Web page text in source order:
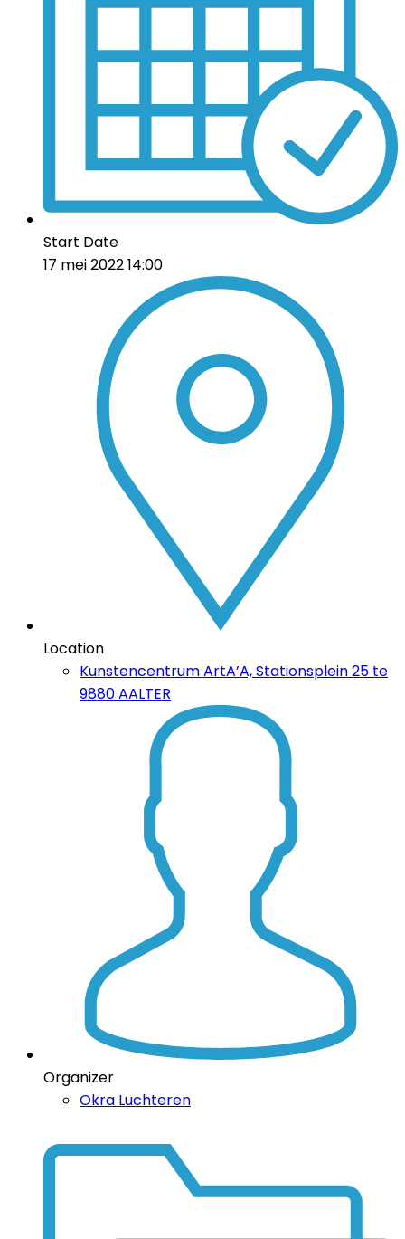
Start Date
17 mei 2022 14:00
Location
Kunstencentrum ArtA’A, Stationsplein 25 te
9880 AALTER
Organizer
Okra Luchteren